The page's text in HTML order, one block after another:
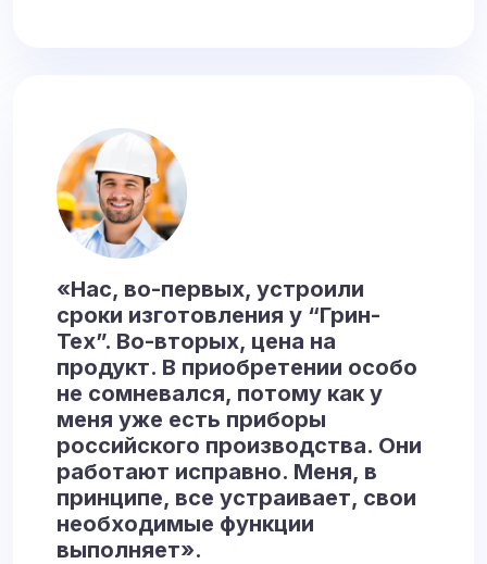
«Нас, во-первых, устроили
сроки изготовления у “Грин-
Тех”. Во-вторых, цена на
продукт. В приобретении особо
не сомневался, потому как у
меня уже есть приборы
российского производства. Они
работают исправно. Меня, в
принципе, все устраивает, свои
необходимые функции
выполняет».